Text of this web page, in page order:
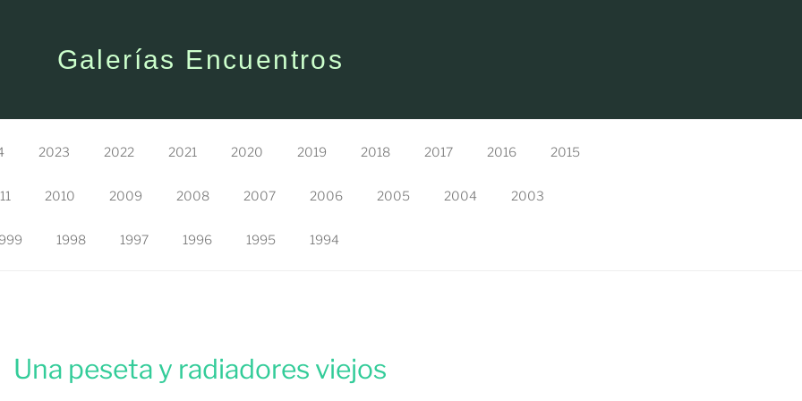
Galerías Encuentros
2023 2022 2021 2020 2019 2018 2017 2016 2015
2010 2009 2008 2007 2006 2005 2004 2003
1998 1997 1996 1995 1994
Una peseta y radiadores viejos